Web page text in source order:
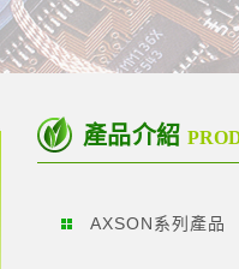
產品介紹
AXSON系列產品